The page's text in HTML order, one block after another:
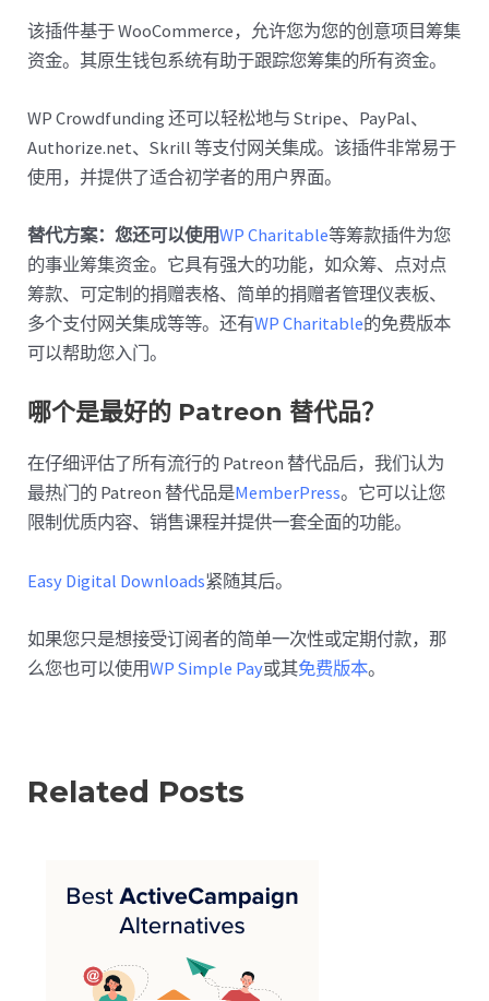
该插件基于 WooCommerce，允许您为您的创意项目筹集
资金。其原生钱包系统有助于跟踪您筹集的所有资金。
WP Crowdfunding 还可以轻松地与 Stripe、PayPal、
Authorize.net、Skrill 等支付网关集成。该插件非常易于
使用，并提供了适合初学者的用户界面。
替代方案：您还可以使用WP Charitable等筹款插件为您
的事业筹集资金。它具有强大的功能，如众筹、点对点
筹款、可定制的捐赠表格、简单的捐赠者管理仪表板、
多个支付网关集成等等。还有WP Charitable的免费版本
可以帮助您入门。
哪个是最好的 Patreon 替代品？
在仔细评估了所有流行的 Patreon 替代品后，我们认为
最热门的 Patreon 替代品是MemberPress。它可以让您
限制优质内容、销售课程并提供一套全面的功能。
Easy Digital Downloads紧随其后。
如果您只是想接受订阅者的简单一次性或定期付款，那
么您也可以使用WP Simple Pay或其免费版本。
Related Posts